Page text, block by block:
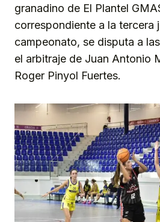
granadino de El Plantel
correspondiente a la tercera
campeonato, se disputa a
el arbitraje de Juan Antonio
Roger Pinyol Fuertes.